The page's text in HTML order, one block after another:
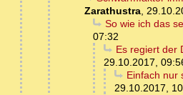
Zarathustra,
So wie ich das
07:32
Es regiert der
29.10.2017,
Einfach nur
29.10.2017,